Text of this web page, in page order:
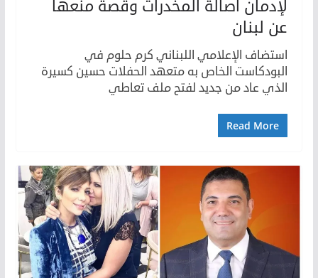
لإدمان أصالة المخدرات وقصة منعها
عن لبنان
استضاف الإعلامي اللبناني كرم حلوم في
البودكاست الخاص به متعهد الحفلات حسين كسيرة
الذي عاد من جديد لفتح ملف تعاطي
Read More